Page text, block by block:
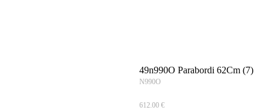
49n990O Parabordi 62Cm (7)
N990O
612.00 €